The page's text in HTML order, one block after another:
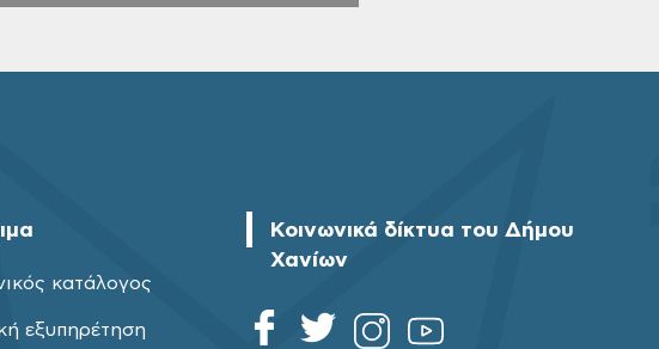
κατάλογος
εξυπηρέτηση
Κοινωνικά δίκτυα του Δήμου
Χανίων